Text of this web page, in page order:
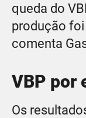
queda do
produção foi
comenta
VBP por
Os